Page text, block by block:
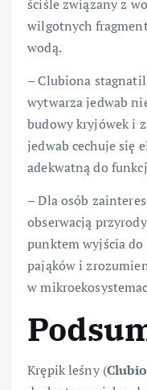
ściśle związany z
wilgotnych
wodą.
– Clubiona
wytwarza jedwab
budowy kryjówek i
jedwab cechuje się
adekwatną do
– Dla osób
obserwacją
punktem wyjścia
pająków i
w
Krępik leśny (